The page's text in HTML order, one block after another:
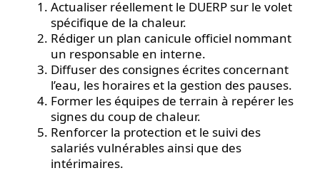
Actualiser réellement le DUERP sur le volet
spécifique de la chaleur.
Rédiger un plan canicule officiel nommant
un responsable en interne.
Diffuser des consignes écrites concernant
l’eau, les horaires et la gestion des pauses.
Former les équipes de terrain à repérer les
signes du coup de chaleur.
Renforcer la protection et le suivi des
salariés vulnérables ainsi que des
intérimaires.